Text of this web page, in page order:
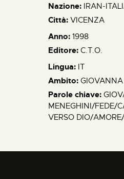
Nazione: IRAN-
Città: VICENZA
Anno: 1998
Editore: C.T.O.
Lingua: IT
Ambito:
Parole chiave:
MENEGHINI/FEDE/
VERSO DIO/